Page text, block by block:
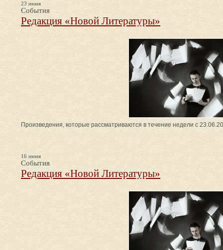
23 июня
События
Редакция «Новой Литературы»
Произведения, которые рассматриваются в течение недели с
16 июня
События
Редакция «Новой Литературы»